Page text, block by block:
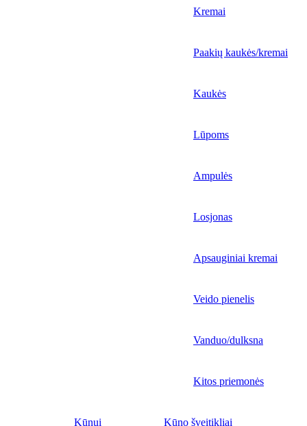
Kremai
Paakių kaukės/kremai
Kaukės
Lūpoms
Ampulės
Losjonas
Apsauginiai kremai
Veido pienelis
Vanduo/dulksna
Kitos priemonės
Kūnui Kūno šveitikliai